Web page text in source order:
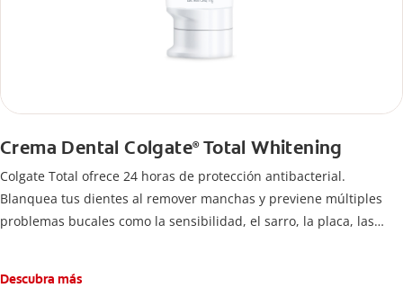
Crema Dental Colgate®Total Whitening
Colgate Total ofrece 24 horas de protección antibacterial.
Blanquea tus dientes al remover manchas y previene múltiples
problemas bucales como la sensibilidad, el sarro, la placa, las
Descubra más